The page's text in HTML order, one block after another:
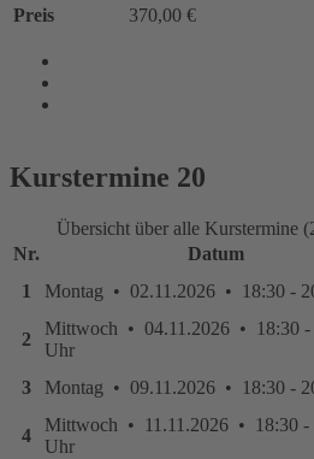
Preis
370,00 €
Kurstermine 20
Übersicht über alle Kurstermine
Nr.
Datum
1
Montag • 02.11.2026 • 18:30 -
2
Mittwoch • 04.11.2026 • 18:30 -
Uhr
3
Montag • 09.11.2026 • 18:30 -
4
Mittwoch • 11.11.2026 • 18:30 -
Uhr